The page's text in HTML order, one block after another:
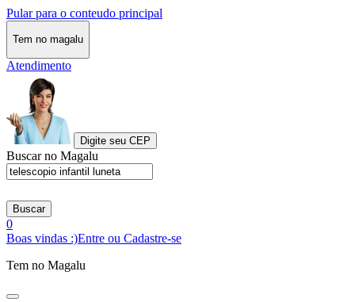
Pular para o conteudo principal
Tem no magalu
Atendimento
Digite seu CEP
Buscar no Magalu
Buscar
0
Boas vindas :)Entre ou Cadastre-se
Tem no Magalu